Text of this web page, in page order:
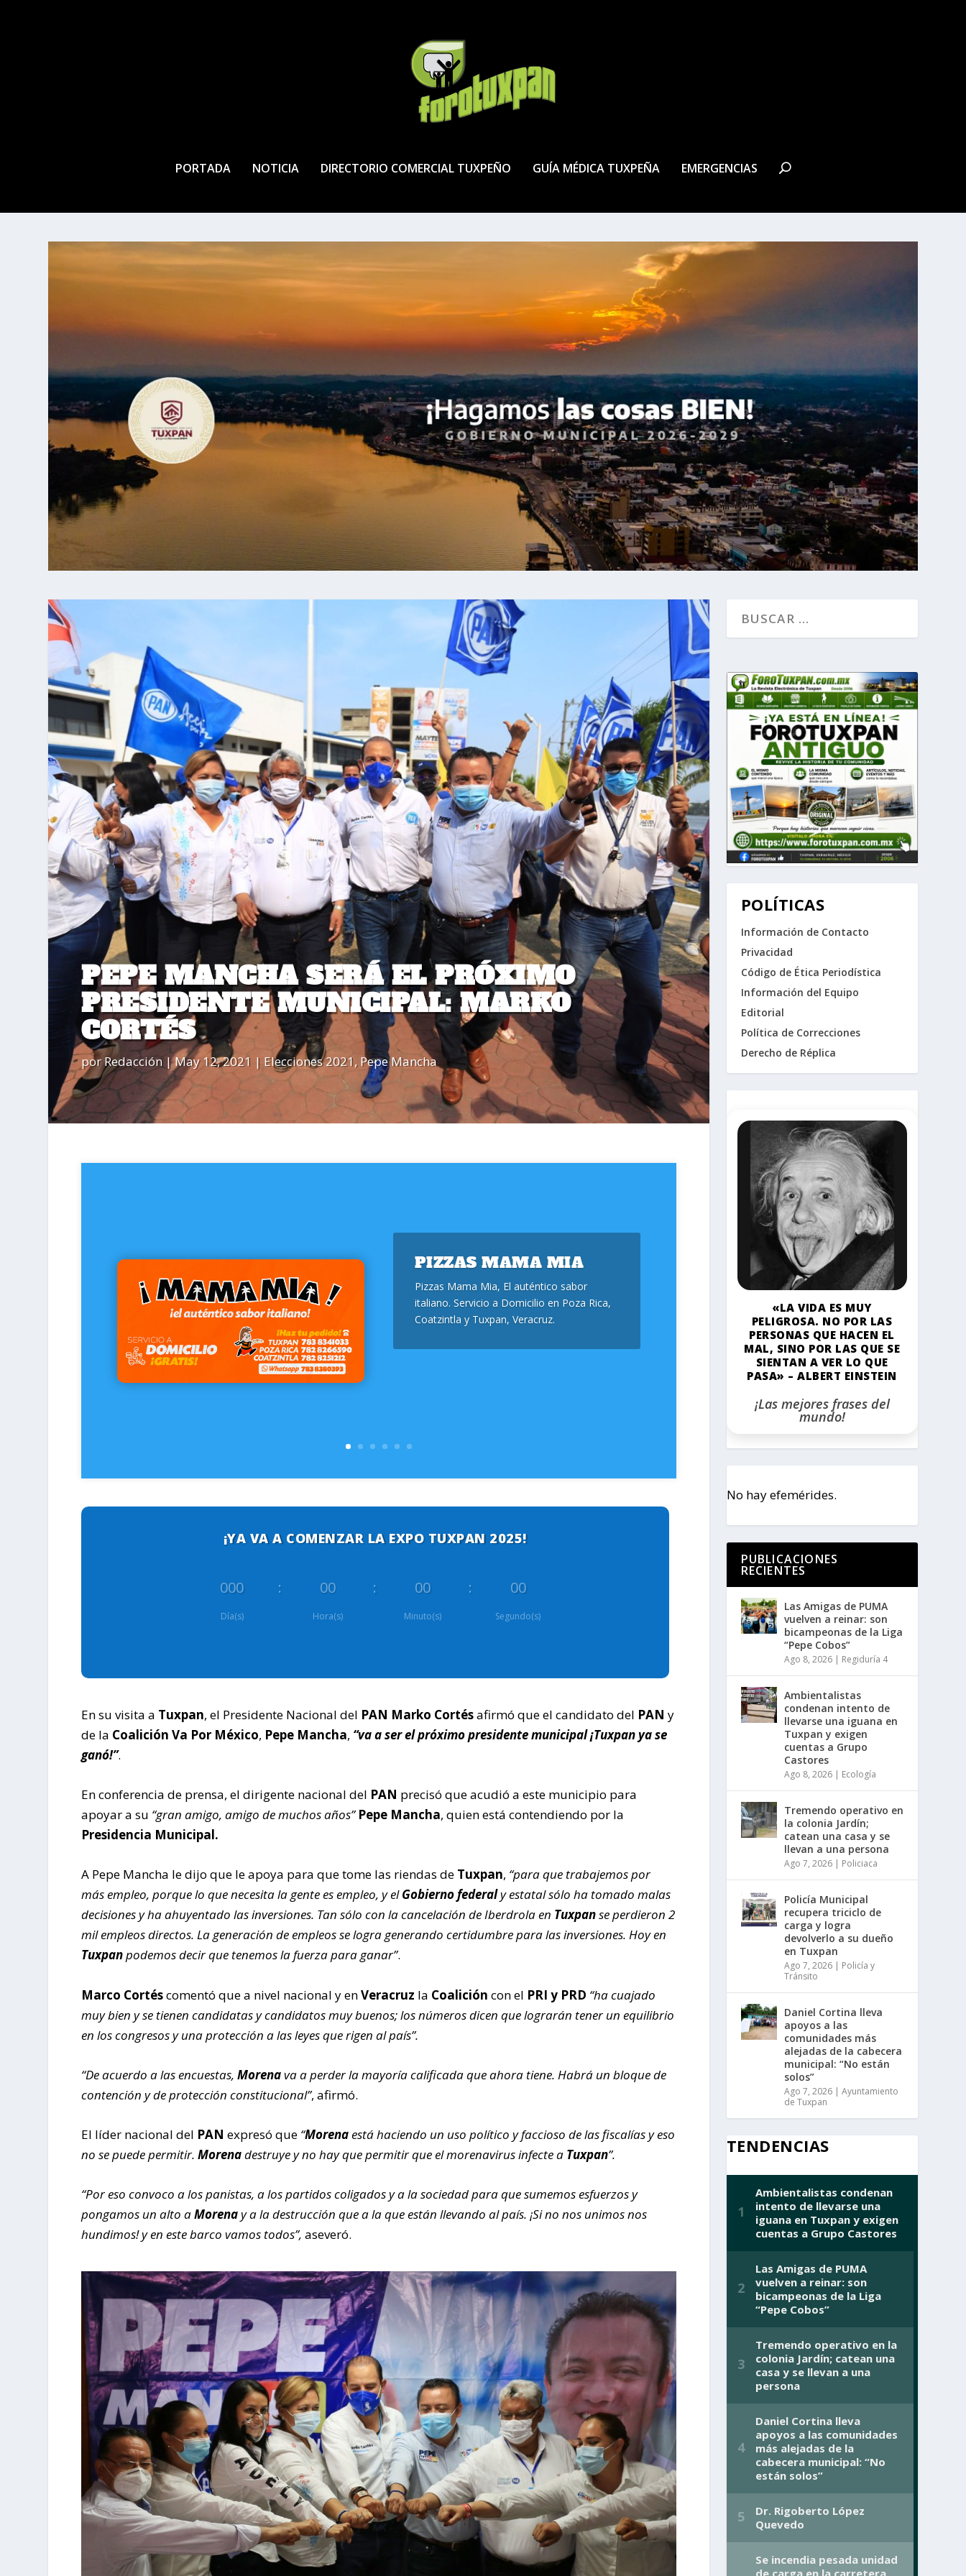
PORTADA NOTICIA DIRECTORIO COMERCIAL TUXPEÑO GUÍA MÉDICA TUXPEÑA EMERGENCIAS
PEPE MANCHA SERÁ EL PRÓXIMO
PRESIDENTE MUNICIPAL: MARKO
CORTÉS
porRedacción|May 12, 2021 | Elecciones 2021,Pepe Mancha
PIZZAS MAMA MIA
Pizzas Mama Mia, El auténtico sabor
italiano. Servicio a Domicilio en Poza Rica,
Coatzintla y Tuxpan, Veracruz.
¡YA VA A COMENZAR LA EXPO TUXPAN 2025!
000
Día(s)
: 00
Hora(s)
: 00
Minuto(s)
: 00
Segundo(s)
En su visita a Tuxpan, el Presidente Nacional del PAN Marko Cortésafirmó que el candidato del PAN y
de la Coalición Va Por México, Pepe Mancha, “va a ser el próximo presidente municipal ¡Tuxpan ya se
ganó!”.
En conferencia de prensa, el dirigente nacional del PAN precisó que acudió a este municipio para
apoyar a su “gran amigo, amigo de muchos años”Pepe Mancha, quien está contendiendo por la
Presidencia Municipal.
A Pepe Mancha le dijo que le apoya para que tome las riendas de Tuxpan, “para que trabajemos por
más empleo, porque lo que necesita la gente es empleo, y elGobierno federaly estatal sólo ha tomado malas
decisiones y ha ahuyentado las inversiones. Tan sólo con la cancelación de Iberdrola en Tuxpanse perdieron 2
mil empleos directos. La generación de empleos se logra generando certidumbre para las inversiones. Hoy en
Tuxpanpodemos decir que tenemos la fuerza para ganar”.
Marco Cortéscomentó que a nivel nacional y enVeracruz la Coalición con el PRI y PRD “ha cuajado
muy bien y se tienen candidatas y candidatos muy buenos; los números dicen que lograrán tener un equilibrio
en los congresos y una protección a las leyes que rigen al país”.
“De acuerdo a las encuestas,Morenava a perder la mayoría calificada que ahora tiene. Habrá un bloque de
contención y de protección constitucional”, afirmó.
El líder nacional del PAN expresó que “Morenaestá haciendo un uso político y faccioso de las fiscalías y eso
no se puede permitir.Morenadestruye y no hay que permitir que el morenavirus infecte a Tuxpan”.
“Por eso convoco a los panistas, a los partidos coligados y a la sociedad para que sumemos esfuerzos y
pongamos un alto aMorenay a la destrucción que a la que están llevando al país. ¡Si no nos unimos nos
hundimos! y en este barco vamos todos”, aseveró.
POLÍTICAS
Información de Contacto
Privacidad
Código de Ética Periodística
Información del Equipo
Editorial
Política de Correcciones
Derecho de Réplica
«LA VIDA ES MUY
PELIGROSA. NO POR LAS
PERSONAS QUE HACEN EL
MAL, SINO POR LAS QUE SE
SIENTAN A VER LO QUE
PASA» – ALBERT EINSTEIN
¡Las mejores frases del
mundo!
No hay efemérides.
PUBLICACIONES
RECIENTES
Las Amigas de PUMA
vuelven a reinar: son
bicampeonas de la Liga
“Pepe Cobos”
Ago 8, 2026| Regiduría 4
Ambientalistas
condenan intento de
llevarse una iguana en
Tuxpan y exigen
cuentas a Grupo
Castores
Ago 8, 2026| Ecología
Tremendo operativo en
la colonia Jardín;
catean una casa y se
llevan a una persona
Ago 7, 2026| Policiaca
Policía Municipal
recupera triciclo de
carga y logra
devolverlo a su dueño
en Tuxpan
Ago 7, 2026| Policía y
Tránsito
Daniel Cortina lleva
apoyos a las
comunidades más
alejadas de la cabecera
municipal: “No están
solos”
Ago 7, 2026| Ayuntamiento
de Tuxpan
TENDENCIAS